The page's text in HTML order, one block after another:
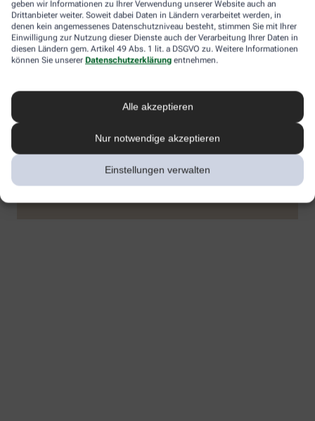
geben wir Informationen zu Ihrer Verwendung unserer Website auch an
Drittanbieter weiter. Soweit dabei Daten in Ländern verarbeitet werden, in
denen kein angemessenes Datenschutzniveau besteht, stimmen Sie mit Ihrer
Einwilligung zur Nutzung dieser Dienste auch der Verarbeitung Ihrer Daten in
diesen Ländern gem. Artikel 49 Abs. 1 lit. a DSGVO zu. Weitere Informationen
können Sie unserer Datenschutzerklärung entnehmen.
Alle akzeptieren
Nur notwendige akzeptieren
Einstellungen verwalten